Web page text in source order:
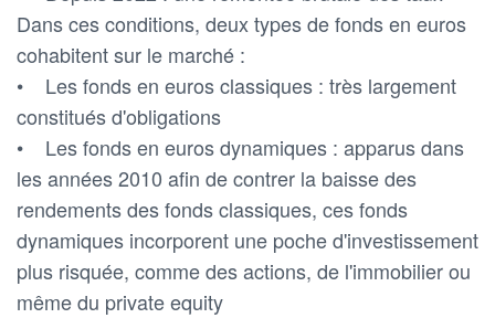
Dans ces conditions, deux types de fonds en euros
cohabitent sur le marché :
• Les fonds en euros classiques : très largement
constitués d'obligations
• Les fonds en euros dynamiques : apparus dans
les années 2010 afin de contrer la baisse des
rendements des fonds classiques, ces fonds
dynamiques incorporent une poche d'investissement
plus risquée, comme des actions, de l'immobilier ou
même du private equity